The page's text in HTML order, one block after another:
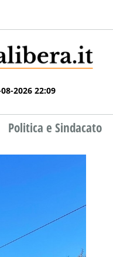
2026 22:09
Politica e Sindacato